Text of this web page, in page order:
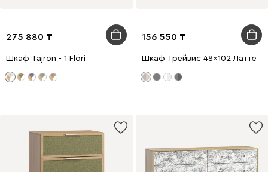
275 880
Шкаф Tajron - 1 Flori
156 550
Шкаф Трейвис 48x102 Латте